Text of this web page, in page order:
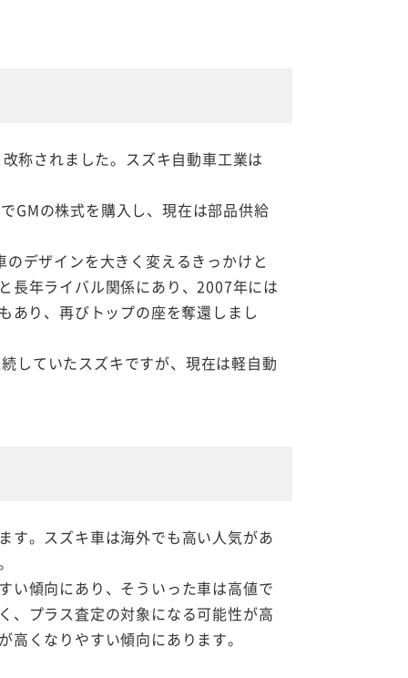
称されました。スズキ自動車工業は
GMの株式を購入し、現在は部品供給
デザインを大きく変えるきっかけと
長年ライバル関係にあり、2007年には
あり、再びトップの座を奪還しまし
していたスズキですが、現在は軽自動
す。スズキ車は海外でも高い人気があ
い傾向にあり、そういった車は高値で
、プラス査定の対象になる可能性が高
くなりやすい傾向にあります。